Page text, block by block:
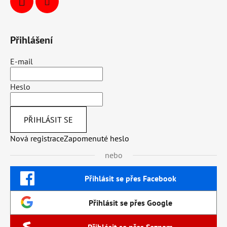
Přihlášení
E-mail
Heslo
PŘIHLÁSIT SE
Nová registraceZapomenuté heslo
nebo
Přihlásit se přes Facebook
Přihlásit se přes Google